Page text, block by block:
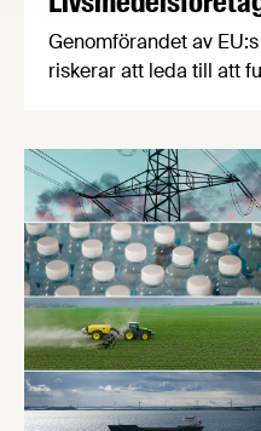
Genomförandet av
riskerar att leda till att
civilminister Erik